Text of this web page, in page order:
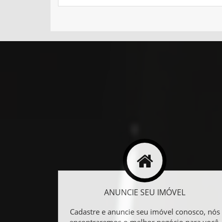
ANUNCIE SEU IMÓVEL
Cadastre e anuncie seu imóvel conosco, nós